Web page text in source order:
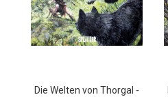
Die Welten von Thorgal -